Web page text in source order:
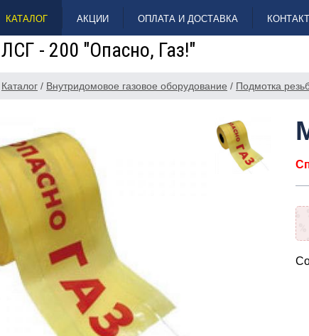
КАТАЛОГ АКЦИИ ОПЛАТА И ДОСТАВКА
- 200 "Опасно, Газ!"
Каталог / Внутридомовое газовое оборудование / Подмотка